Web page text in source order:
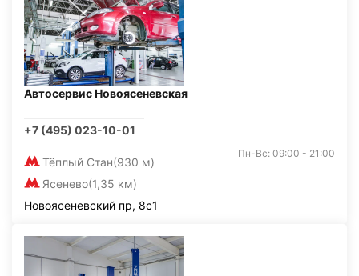
Автосервис Новоясеневская
+7 (495) 023-10-01
Тёплый Стан(930 м)
Ясенево(1,35 км)
Пн-Вс: 09:00 - 21:00
Новоясеневский пр, 8с1